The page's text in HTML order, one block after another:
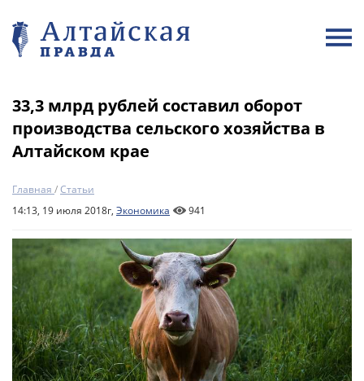
33,3 млрд рублей составил оборот
производства сельского хозяйства в
Алтайском крае
Главная /Статьи
14:13, 19 июля 2018г, Экономика 941